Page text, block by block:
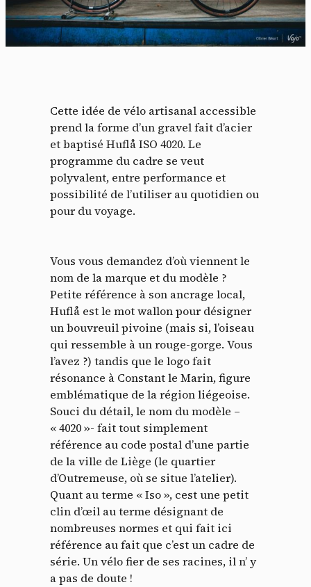
Cette idée de vélo artisanal accessible
prend la forme d’un gravel fait d’acier
et baptisé Huflå ISO 4020. Le
programme du cadre se veut
polyvalent, entre performance et
possibilité de l’utiliser au quotidien ou
pour du voyage.
Vous vous demandez d’où viennent le
nom de la marque et du modèle ?
Petite référence à son ancrage local,
Huflå est le mot wallon pour désigner
un bouvreuil pivoine (mais si, l’oiseau
qui ressemble à un rouge-gorge. Vous
l’avez ?) tandis que le logo fait
résonance à Constant le Marin, figure
emblématique de la région liégeoise.
Souci du détail, le nom du modèle –
« 4020 »- fait tout simplement
référence au code postal d’une partie
de la ville de Liège (le quartier
d’Outremeuse, où se situe l’atelier).
Quant au terme « Iso », cest une petit
clin d’œil au terme désignant de
nombreuses normes et qui fait ici
référence au fait que c’est un cadre de
série. Un vélo fier de ses racines, il n’ y
a pas de doute !